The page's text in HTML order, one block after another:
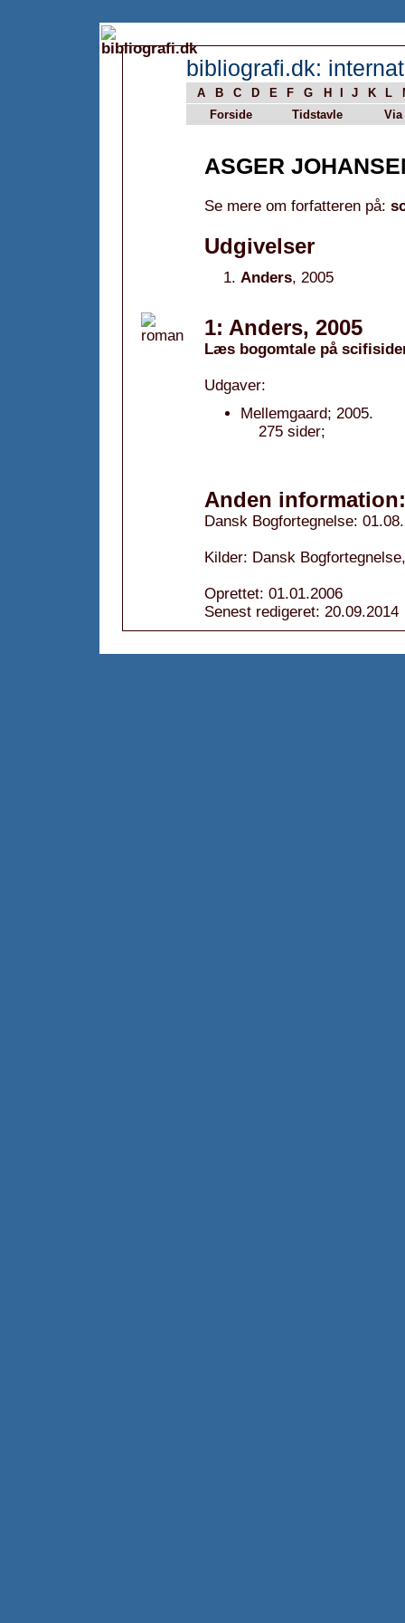
bibliografi.dk:
A B C D E F G H J K L
Forside
Tidstavle Via
ASGER
Se mere om forfatteren på:
Udgivelser
Anders, 2005
1: Anders, 2005
Læs bogomtale på
Udgaver:
Mellemgaard; 2005.
275 sider;
Anden information:
Dansk Bogfortegnelse:
Kilder: Dansk
Oprettet: 01.01.2006
Senest redigeret: 20.09.2014